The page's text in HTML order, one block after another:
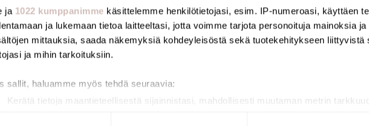
ja 1022 kumppanimme käsittelemme henkilötietojasi, esim. IP-numeroasi, käyttäen
ja lukemaan tietoa laitteeltasi, jotta voimme tarjota personoituja mainoksia
mittauksia, saada näkemyksiä kohdeyleisöstä sekä tuotekehitykseen
ja mihin tarkoituksiin.
sallit, haluamme myös tehdä seuraavia:
Kerätä tietoja maantieteellisestä sijainnistasi, mahdollisesti muutaman metrin
7 sekuntia
Säädettävissä 1,4 - 6 litraa minuutissa (lpm)